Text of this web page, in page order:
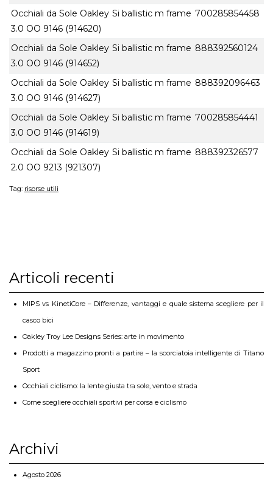
Occhiali da Sole Oakley Si ballistic m frame
3.0 OO 9146 (914620)
700285854458
Occhiali da Sole Oakley Si ballistic m frame
3.0 OO 9146 (914652)
888392560124
Occhiali da Sole Oakley Si ballistic m frame
3.0 OO 9146 (914627)
888392096463
Occhiali da Sole Oakley Si ballistic m frame
3.0 OO 9146 (914619)
700285854441
Occhiali da Sole Oakley Si ballistic m frame
2.0 OO 9213 (921307)
888392326577
Tag: risorse utili
Articoli recenti
MIPS vs KinetiCore – Differenze, vantaggi e quale sistema scegliere per il
casco bici
Oakley Troy Lee Designs Series: arte in movimento
Prodotti a magazzino pronti a partire – la scorciatoia intelligente di Titano
Sport
Occhiali ciclismo: la lente giusta tra sole, vento e strada
Come scegliere occhiali sportivi per corsa e ciclismo
Archivi
Agosto 2026